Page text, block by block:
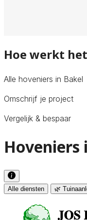
Hoe werkt
Alle hoveniers in Bakel
Omschrijf je project
Vergelijk & bespaar
Alle diensten 🌿